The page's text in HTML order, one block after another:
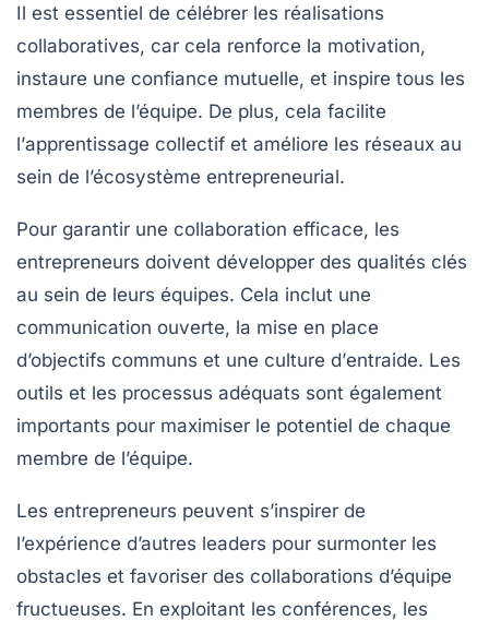
Il est essentiel de célébrer les réalisations
collaboratives, car cela renforce la motivation,
instaure une confiance mutuelle, et inspire tous les
membres de l’équipe. De plus, cela facilite
l’apprentissage collectif et améliore les réseaux au
sein de l’écosystème entrepreneurial.
Pour garantir une collaboration efficace, les
entrepreneurs doivent développer des qualités clés
au sein de leurs équipes. Cela inclut une
communication ouverte, la mise en place
d’objectifs communs et une culture d’entraide. Les
outils et les processus adéquats sont également
importants pour maximiser le potentiel de chaque
membre de l’équipe.
Les entrepreneurs peuvent s’inspirer de
l’expérience d’autres leaders pour surmonter les
obstacles et favoriser des collaborations d’équipe
fructueuses. En exploitant les conférences, les